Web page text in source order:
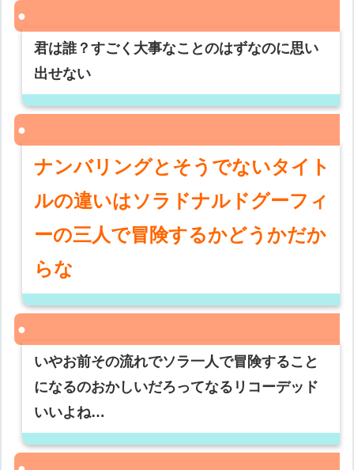
君は誰？すごく大事なことのはずなのに思い
出せない
ナンバリングとそうでないタイト
ルの違いはソラドナルドグーフィ
ーの三人で冒険するかどうかだか
らな
いやお前その流れでソラ一人で冒険すること
になるのおかしいだろってなるリコーデッド
いいよね…